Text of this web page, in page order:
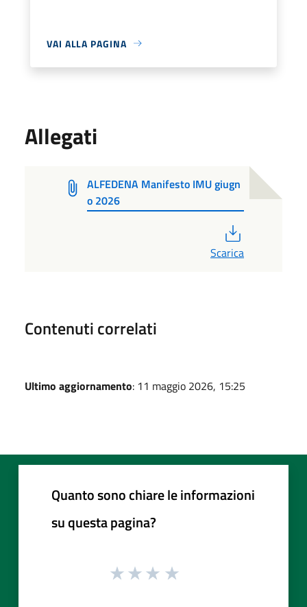
VAI ALLA PAGINA
Allegati
ALFEDENA Manifesto IMU giugn
o 2026
Scarica
Contenuti correlati
Ultimo aggiornamento: 11 maggio 2026, 15:25
Quanto sono chiare le informazioni
su questa pagina?